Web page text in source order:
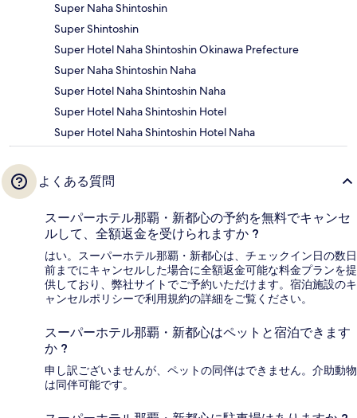
Super Naha Shintoshin
Super Shintoshin
Super Hotel Naha Shintoshin Okinawa Prefecture
Super Naha Shintoshin Naha
Super Hotel Naha Shintoshin Naha
Super Hotel Naha Shintoshin Hotel
Super Hotel Naha Shintoshin Hotel Naha
よくある質問
スーパーホテル那覇・新都心の予約を無料でキャンセ
ルして、全額返金を受けられますか ?
はい。スーパーホテル那覇・新都心は、チェックイン日の数日
前までにキャンセルした場合に全額返金可能な料金プランを提
供しており、弊社サイトでご予約いただけます。宿泊施設のキ
ャンセルポリシーで利用規約の詳細をご覧ください。
スーパーホテル那覇・新都心はペットと宿泊できます
か ?
申し訳ございませんが、ペットの同伴はできません。介助動物
は同伴可能です。